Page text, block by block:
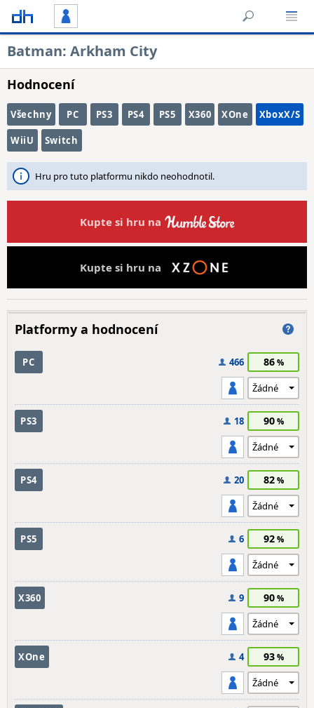
Batman: Arkham City
Hodnocení
Všechny PC PS3 PS4 PS5 X360 XOne XboxX/S
WiiU Switch
Hru pro tuto platformu nikdo neohodnotil.
Kupte si hru na
Kupte si hru na
Platformy a hodnocení
PC 466 86
PS3 18 90
PS4 20 82
PS5 6 92
X360 9 90
XOne 4 93